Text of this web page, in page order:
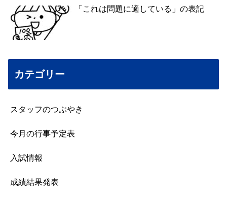
「これは問題に適している」の表記
カテゴリー
スタッフのつぶやき
今月の行事予定表
入試情報
成績結果発表